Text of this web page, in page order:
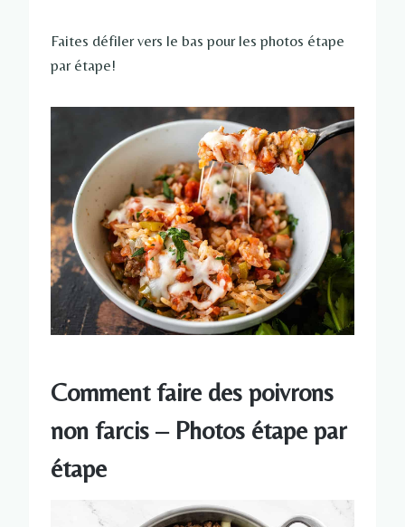
Faites défiler vers le bas pour les photos étape
par étape!
Comment faire des poivrons
non farcis – Photos étape par
étape